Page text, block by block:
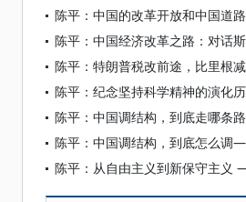
陈平：中国的改革开放和中国道路
陈平：中国调结构，到底走哪条路